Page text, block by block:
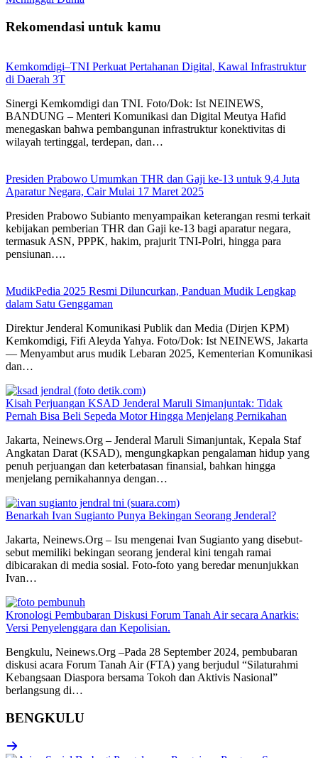
Rekomendasi untuk kamu
Kemkomdigi–TNI Perkuat Pertahanan Digital, Kawal Infrastruktur
di Daerah 3T
Sinergi Kemkomdigi dan TNI. Foto/Dok: Ist NEINEWS,
BANDUNG – Menteri Komunikasi dan Digital Meutya Hafid
menegaskan bahwa pembangunan infrastruktur konektivitas di
wilayah tertinggal, terdepan, dan…
Presiden Prabowo Umumkan THR dan Gaji ke-13 untuk 9,4 Juta
Aparatur Negara, Cair Mulai 17 Maret 2025
Presiden Prabowo Subianto menyampaikan keterangan resmi terkait
kebijakan pemberian THR dan Gaji ke-13 bagi aparatur negara,
termasuk ASN, PPPK, hakim, prajurit TNI-Polri, hingga para
pensiunan….
MudikPedia 2025 Resmi Diluncurkan, Panduan Mudik Lengkap
dalam Satu Genggaman
Direktur Jenderal Komunikasi Publik dan Media (Dirjen KPM)
Kemkomdigi, Fifi Aleyda Yahya. Foto/Dok: Ist NEINEWS, Jakarta
— Menyambut arus mudik Lebaran 2025, Kementerian Komunikasi
dan…
Kisah Perjuangan KSAD Jenderal Maruli Simanjuntak: Tidak
Pernah Bisa Beli Sepeda Motor Hingga Menjelang Pernikahan
Jakarta, Neinews.Org – Jenderal Maruli Simanjuntak, Kepala Staf
Angkatan Darat (KSAD), mengungkapkan pengalaman hidup yang
penuh perjuangan dan keterbatasan finansial, bahkan hingga
menjelang pernikahannya dengan…
Benarkah Ivan Sugianto Punya Bekingan Seorang Jenderal?
Jakarta, Neinews.Org – Isu mengenai Ivan Sugianto yang disebut-
sebut memiliki bekingan seorang jenderal kini tengah ramai
dibicarakan di media sosial. Foto-foto yang beredar menunjukkan
Ivan…
Kronologi Pembubaran Diskusi Forum Tanah Air secara Anarkis:
Versi Penyelenggara dan Kepolisian.
Bengkulu, Neinews.Org –Pada 28 September 2024, pembubaran
diskusi acara Forum Tanah Air (FTA) yang berjudul “Silaturahmi
Kebangsaan Diaspora bersama Tokoh dan Aktivis Nasional”
berlangsung di…
BENGKULU